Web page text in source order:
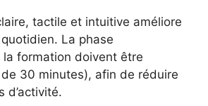
tactile et intuitive améliore
quotidien. La phase
la formation doivent être
30 minutes), afin de réduire
d’activité.